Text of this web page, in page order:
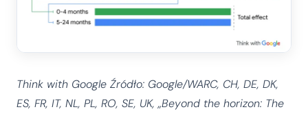
Think with Google Źródło: Google/WARC, CH, DE, DK,
ES, FR, IT, NL, PL, RO, SE, UK, „Beyond the horizon: The